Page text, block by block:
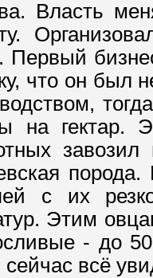
Власть
что он был
на гектар.
с их
Этим
- до
всё